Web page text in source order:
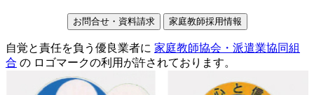
お問合せ・資料請求 家庭教師採用情報
自覚と責任を負う優良業者に 家庭教師協会・派遣業協同組
合 の ロゴマークの利用が許されております。